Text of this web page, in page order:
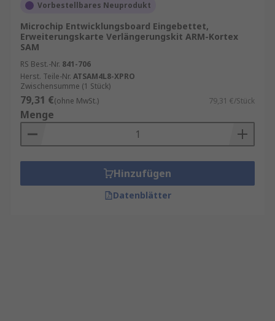
Vorbestellbares Neuprodukt
Microchip Entwicklungsboard Eingebettet,
Erweiterungskarte Verlängerungskit ARM-Kortex
SAM
RS Best.-Nr. 841-706
Herst. Teile-Nr. ATSAM4L8-XPRO
Zwischensumme (1 Stück)
79,31 €(ohne MwSt.) 79,31 €/Stück
Menge
Hinzufügen
Datenblätter